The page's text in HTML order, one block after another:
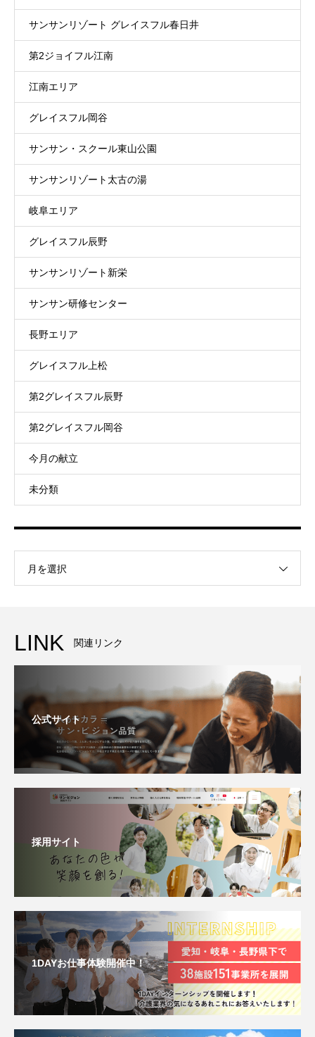
サンサンリゾート グレイスフル春日井
第2ジョイフル江南
江南エリア
グレイスフル岡谷
サンサン・スクール東山公園
サンサンリゾート太古の湯
岐阜エリア
グレイスフル辰野
サンサンリゾート新栄
サンサン研修センター
長野エリア
グレイスフル上松
第2グレイスフル辰野
第2グレイスフル岡谷
今月の献立
未分類
月を選択
LINK 関連リンク
公式サイト
採用サイト
1DAYお仕事体験開催中！